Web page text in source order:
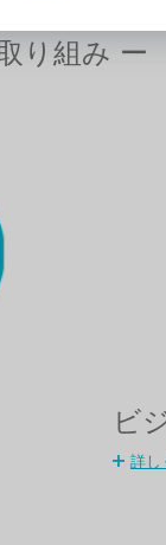
り組み ー
ビ
詳し